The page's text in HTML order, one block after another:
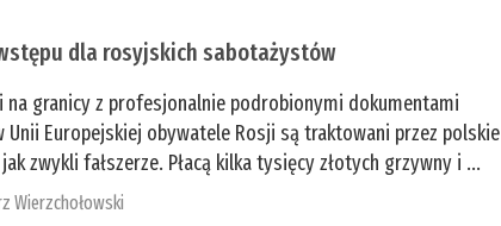
dla rosyjskich sabotażystów
na granicy z profesjonalnie podrobionymi dokumentami
Unii Europejskiej obywatele Rosji są traktowani przez polskie
jak zwykli fałszerze. Płacą kilka tysięcy złotych grzywny i ...
Wierzchołowski